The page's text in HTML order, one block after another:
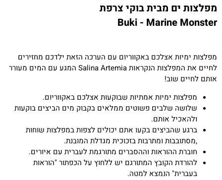
מפלצות ים מבית בוקי צרפת
Buki - Marine Monster
מפלצות ימיות אצלכם באקווריום עם הערכה הזאת ילדכם מחזירים
לחיים את המפלצות הנקראות Salina Artemia המגע עם המים מעורר
אותם לחיים שוב!
מפלצות ימיות אמתיות שבוקעות אצלכם באקווריום.
שלושה שלבים פשוטים ממלאים בקבוק מים הביצים בוקעות
ולהאכיל אותם.
ברגע שהביצים בקעו אתם יכולים לצפות במפלצות שוחות
,מסתובבות ומתרבות בזכוכית מגדלת המובנת.
חוברת ההוראות וההסברים מתורגמת לעברית עם איורים.
להורדת הקובץ המתורגם יש ללחוץ על הכפתור "הוראות
בעברית" הנמצא למטה.